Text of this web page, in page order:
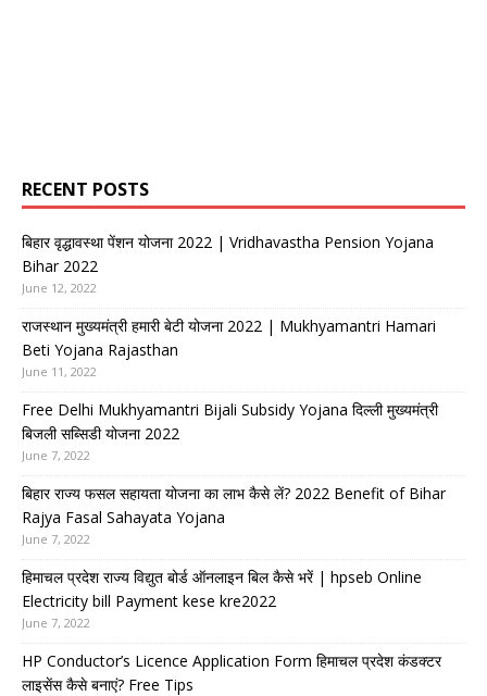
RECENT POSTS
बिहार वृद्धावस्था पेंशन योजना 2022 | Vridhavastha Pension Yojana
Bihar 2022
June 12, 2022
राजस्थान मुख्यमंत्री हमारी बेटी योजना 2022 | Mukhyamantri Hamari
Beti Yojana Rajasthan
June 11, 2022
Free Delhi Mukhyamantri Bijali Subsidy Yojana दिल्ली मुख्यमंत्री
बिजली सब्सिडी योजना 2022
June 7, 2022
बिहार राज्य फसल सहायता योजना का लाभ कैसे लें? 2022 Benefit of Bihar
Rajya Fasal Sahayata Yojana
June 7, 2022
हिमाचल प्रदेश राज्य विद्युत बोर्ड ऑनलाइन बिल कैसे भरें | hpseb Online
Electricity bill Payment kese kre2022
June 7, 2022
HP Conductor’s Licence Application Form हिमाचल प्रदेश कंडक्टर
लाइसेंस कैसे बनाएं? Free Tips